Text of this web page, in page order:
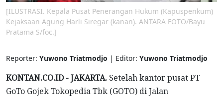
[ILUSTRASI. Kepala Pusat Penerangan Hukum (Kapuspenkum)
Kejaksaan Agung Harli Siregar (kanan). ANTARA FOTO/Bayu
Pratama S/foc.]
Reporter: Yuwono Triatmodjo | Editor: Yuwono Triatmodjo
KONTAN.CO.ID - JAKARTA. Setelah kantor pusat PT
GoTo Gojek Tokopedia Tbk (GOTO) di Jalan